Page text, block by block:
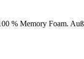
% Memory Foam.